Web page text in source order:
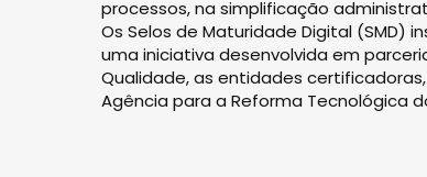
processos, na simplificação
Os Selos de Maturidade Digital (SMD)
uma iniciativa desenvolvida em
Qualidade, as entidades
Agência para a Reforma Tecnológica